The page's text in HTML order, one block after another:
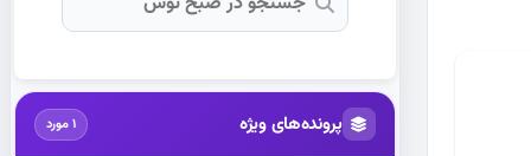
پرونده‌های ویژه 1 مورد